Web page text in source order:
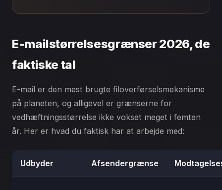
E-mailstørrelsesgrænser 2026, de
faktiske tal
E-mail er den mest brugte filoverførselsmekanisme
på planeten, og alligevel er grænserne for
vedhæftningsstørrelse ikke vokset meget i femten
år. Her er hvad du faktisk har at arbejde med:
Udbyder Afsendergrænse